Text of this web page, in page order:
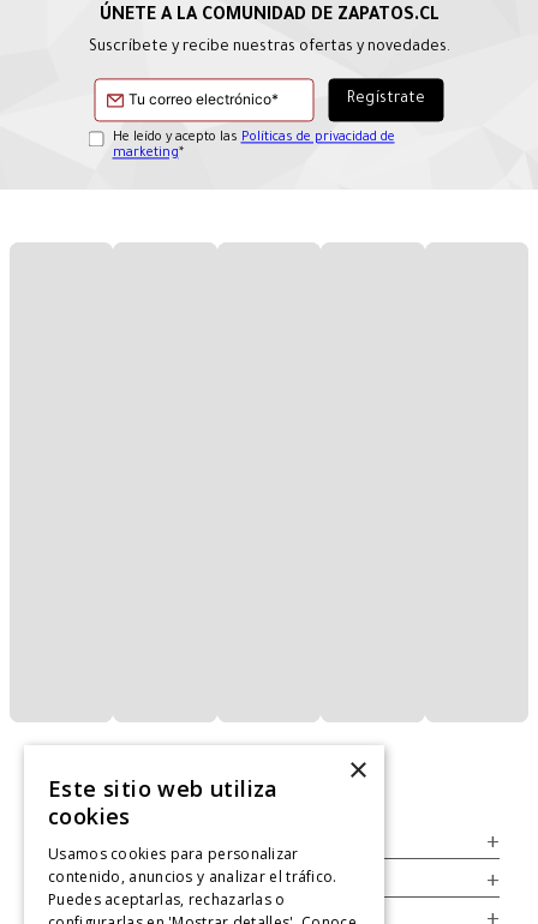
Suscríbete y recibe nuestras ofertas y novedades.
He leído y acepto las Políticas de privacidad de
marketing*
+
Legal +
Cuenta
×
Este sitio web utiliza
cookies
Usamos cookies para personalizar
contenido, anuncios y analizar el tráfico.
Puedes aceptarlas, rechazarlas o